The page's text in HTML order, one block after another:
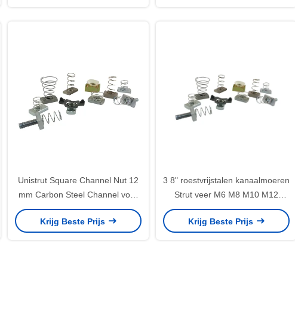
Unistrut Square Channel Nut 12
mm Carbon Steel Channel voor
C-vormig staal
Krijg Beste Prijs
3 8" roestvrijstalen kanaalmoeren
Strut veer M6 M8 M10 M12
Grote kleine platenwasser
Krijg Beste Prijs